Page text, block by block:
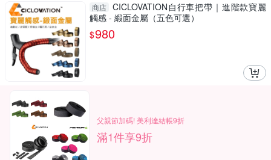
商店 CICLOVATION自行車把帶｜進階款寶麗
觸感 - 緞面金屬（五色可選）
$980
父親節加碼! 美利達結帳9折
滿1件享9折